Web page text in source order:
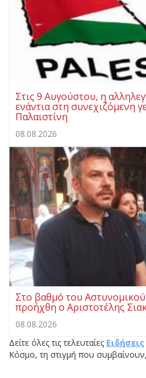
Στις 9 Αυγούστου, η
ενάντια στη συνεχιζόμενη
Παλαιστίνη
08.08.2026
Στο βαθμό του
προήχθη ο Αριστοτέλης
08.08.2026
Δείτε όλες τις τελευταίες Ειδήσεις
Κόσμο, τη στιγμή που